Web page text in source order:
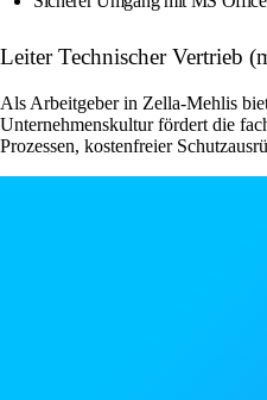
Leiter Technischer Vertrieb
Als Arbeitgeber in Zella-Mehlis
Unternehmenskultur fördert die
Prozessen, kostenfreier